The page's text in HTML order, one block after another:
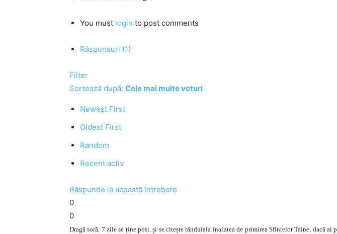
You must login to post comments
Răspunsuri (1)
Filter
Sortează după: Cele mai multe voturi
Newest First
Oldest First
Random
Recent activ
Răspunde la această întrebare
0
0
Dragă soră, 7 zile se ține post, și se citește rânduiala înaintea de primirea Sfintelor Taine, dacă ai